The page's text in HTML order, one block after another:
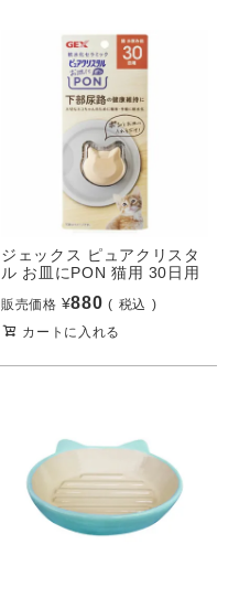
ジェックス ピュアクリスタ
ル お皿にPON 猫用 30日用
販売価格 ¥880
税込
カートに入れる